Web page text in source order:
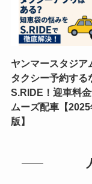
ヤンマースタジア
タクシー予約する
S.RIDE！迎車料
ムーズ配車【
版】